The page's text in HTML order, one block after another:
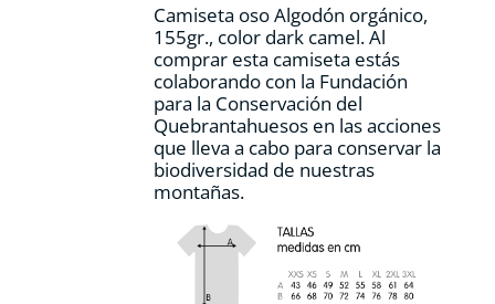
página
de
producto
Camiseta oso Algodón orgánico,
155gr., color dark camel. Al
comprar esta camiseta estás
colaborando con la Fundación
para la Conservación del
Quebrantahuesos en las acciones
que lleva a cabo para conservar la
biodiversidad de nuestras
montañas.